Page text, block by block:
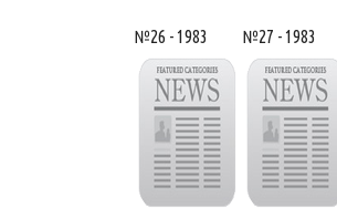
№26 - 1983 №27 - 1983